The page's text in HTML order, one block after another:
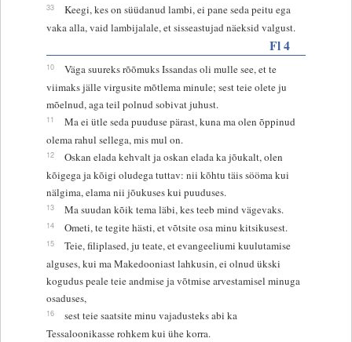
33
Keegi, kes on süüdanud lambi, ei pane seda peitu ega
vaka alla, vaid lambijalale, et sisseastujad näeksid valgust.
Fl 4
10
Väga suureks rõõmuks Issandas oli mulle see, et te
viimaks jälle virgusite mõtlema minule; sest teie olete ju
mõelnud, aga teil polnud sobivat juhust.
11
Ma ei ütle seda puuduse pärast, kuna ma olen õppinud
olema rahul sellega, mis mul on.
12
Oskan elada kehvalt ja oskan elada ka jõukalt, olen
kõigega ja kõigi oludega tuttav: nii kõhtu täis sööma kui
nälgima, elama nii jõukuses kui puuduses.
13 Ma suudan kõik tema läbi, kes teeb mind vägevaks.
14 Ometi, te tegite hästi, et võtsite osa minu kitsikusest.
15
Teie, filiplased, ju teate, et evangeeliumi kuulutamise
alguses, kui ma Makedooniast lahkusin, ei olnud ükski
kogudus peale teie andmise ja võtmise arvestamisel minuga
osaduses,
16
sest teie saatsite minu vajadusteks abi ka
Tessaloonikasse rohkem kui ühe korra.